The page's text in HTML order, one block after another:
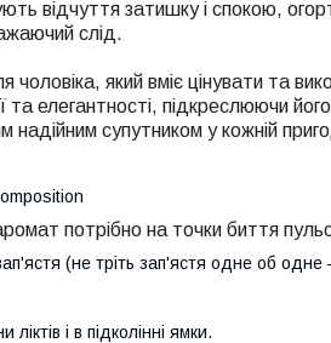
відчуття затишку і спокою,
слід.
який вміє цінувати та
та елегантності, підкреслюючи
супутником у кожній
потрібно на точки биття
(не тріть зап'ястя одне об
і в підколінні ямки.